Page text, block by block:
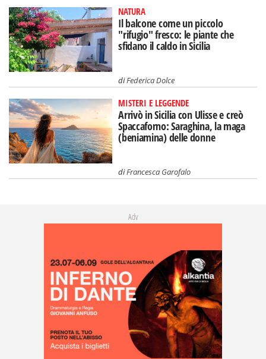
NATURA
Il balcone come un piccolo
"rifugio" fresco: le piante che
sfidano il caldo in Sicilia
diFederica Dolce
MISTERI E LEGGENDE
Arrivò in Sicilia con Ulisse e creò
Spaccaforno: Saraghina, la maga
(beniamina) delle donne
diFrancesca Garofalo
Adv